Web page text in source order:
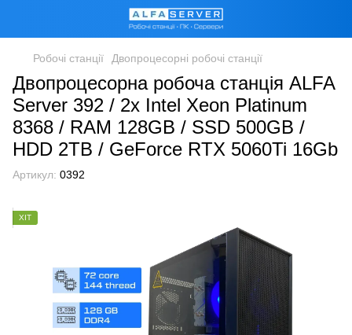
Робочі станції Двопроцесорні робочі станції
Двопроцесорна робоча станція ALFA
Server 392 / 2x Intel Xeon Platinum
8368 / RAM 128GB / SSD 500GB /
HDD 2TB / GeForce RTX 5060Ti 16Gb
Артикул: 0392
ХІТ